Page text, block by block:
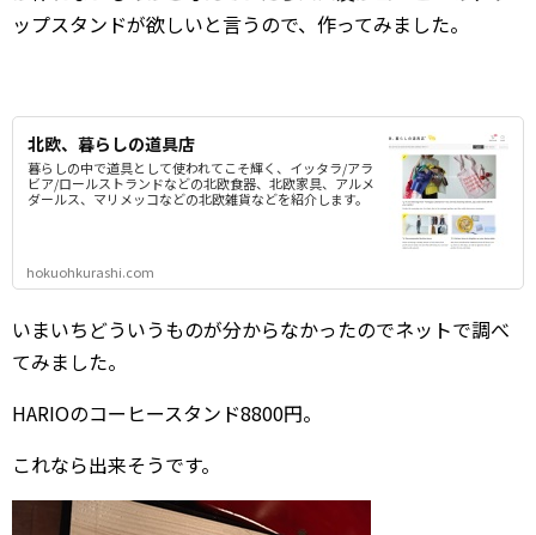
ップスタンドが欲しいと言うので、作ってみました。
北欧、暮らしの道具店
暮らしの中で道具として使われてこそ輝く、イッタラ/アラ
ビア/ロールストランドなどの北欧食器、北欧家具、アルメ
ダールス、マリメッコなどの北欧雑貨などを紹介します。
hokuohkurashi.com
いまいちどういうものが分からなかったのでネットで調べ
てみました。
HARIOのコーヒースタンド8800円。
これなら出来そうです。